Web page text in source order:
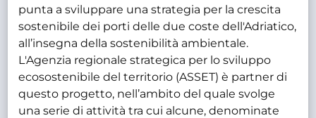
punta a sviluppare una strategia per la crescita
sostenibile dei porti delle due coste dell'Adriatico,
all’insegna della sostenibilità ambientale.
L'Agenzia regionale strategica per lo sviluppo
ecosostenibile del territorio (ASSET) è partner di
questo progetto, nell’ambito del quale svolge
una serie di attività tra cui alcune, denominate